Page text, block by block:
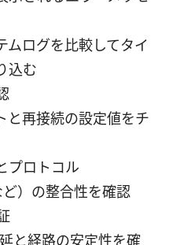
ムログを比較してタイ
込む
と再接続の設定値をチ
プロトコル
ど）の整合性を確認
と経路の安定性を確